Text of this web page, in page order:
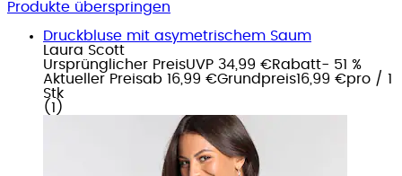
Produkte überspringen
Druckbluse mit asymetrischem Saum
Laura Scott
Ursprünglicher PreisUVP 34,99 €Rabatt- 51 %
Aktueller Preisab 16,99 €Grundpreis16,99 €pro / 1
Stk
( 1 )